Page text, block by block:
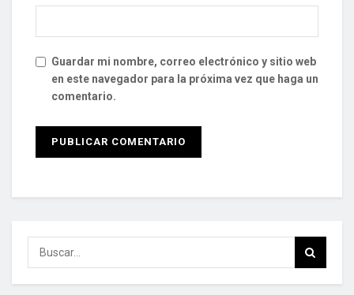
Guardar mi nombre, correo electrónico y sitio web
en este navegador para la próxima vez que haga un
comentario.